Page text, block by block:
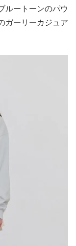
ルートーンのパウ
ガーリーカジュア